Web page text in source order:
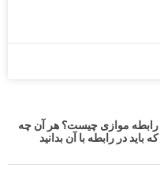
رابطه موازی چیست؟ هر آن چه
که باید در رابطه با آن بدانید